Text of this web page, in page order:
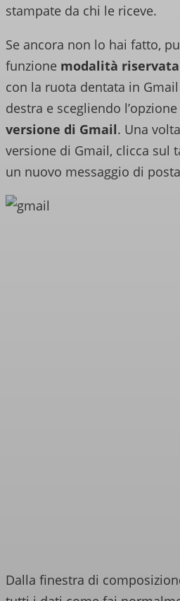
stampate da chi le riceve.
Se ancora non lo hai fatto,
funzione modalità riservata
con la ruota dentata in
destra e scegliendo l’opzione
versione di Gmail. Una
versione di Gmail, clicca sul
un nuovo messaggio di
Dalla finestra di